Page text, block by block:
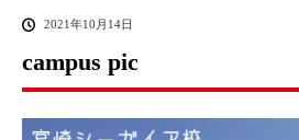
2021年10月14日
campus pic